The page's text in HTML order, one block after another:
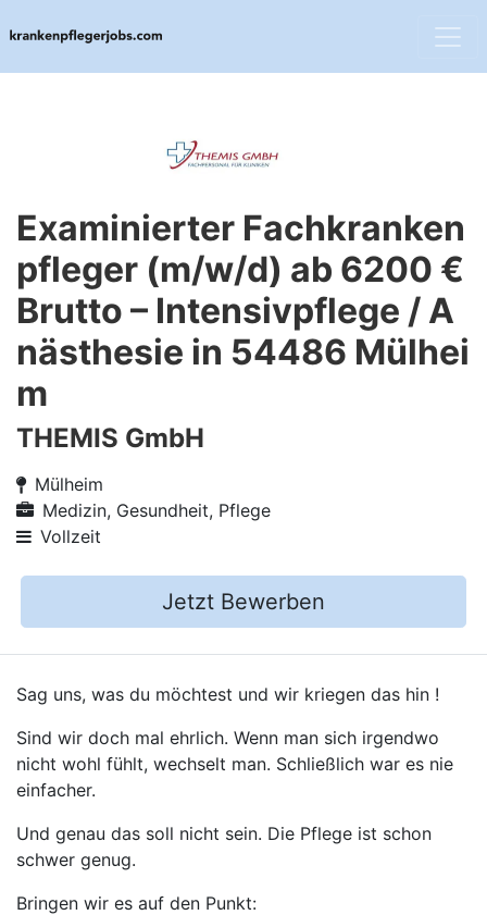
Examinierter Fachkranken
pfleger (m/w/d) ab 6200 €
Brutto – Intensivpflege / A
nästhesie in 54486 Mülhei
m
THEMIS GmbH
Mülheim
Medizin, Gesundheit, Pflege
Vollzeit
Jetzt Bewerben
Sag uns, was du möchtest und wir kriegen das hin !
Sind wir doch mal ehrlich. Wenn man sich irgendwo
nicht wohl fühlt, wechselt man. Schließlich war es nie
einfacher.
Und genau das soll nicht sein. Die Pflege ist schon
schwer genug.
Bringen wir es auf den Punkt: